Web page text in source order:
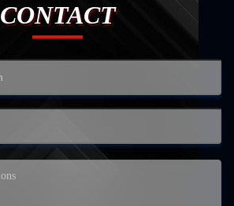
CONTACT